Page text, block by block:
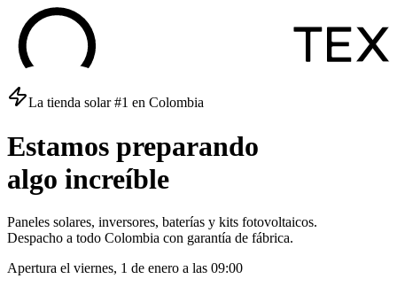
La tienda solar #1 en Colombia
Estamos preparando
algo increíble
Paneles solares, inversores, baterías y kits fotovoltaicos.
Despacho a todo Colombia con garantía de fábrica.
Apertura el viernes, 1 de enero a las 09:00